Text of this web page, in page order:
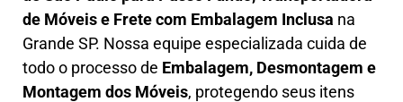
de Móveis e Frete com Embalagem Inclusa na
Grande SP. Nossa equipe especializada cuida de
todo o processo de Embalagem, Desmontagem e
Montagem dos Móveis, protegendo seus itens